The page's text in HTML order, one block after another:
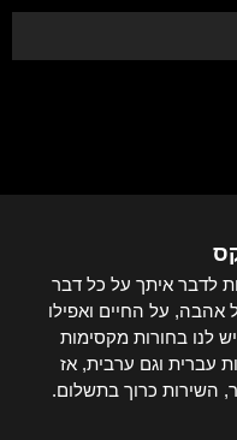
לדבר איתך על כל דבר
על החיים ואפילו
לנו בחורות מקסימות
עברית וגם ערבית, אז
השירות כרוך בתשלום.